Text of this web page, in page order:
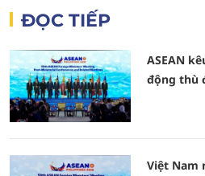
ĐỌC TIẾP
ASEAN
động thù
Việt Nam